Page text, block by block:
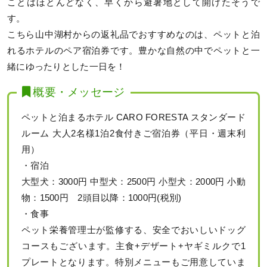
ことはほとんどなく、早くから避暑地として開けたそうで
す。
こちら山中湖村からの返礼品でおすすめなのは、ペットと泊
れるホテルのペア宿泊券です。豊かな自然の中でペットと一
緒にゆったりとした一日を！
概要・メッセージ
ペットと泊まるホテル CARO FORESTA スタンダード
ルーム 大人2名様1泊2食付きご宿泊券（平日・週末利
用）
・宿泊
大型犬：3000円 中型犬：2500円 小型犬：2000円 小動
物：1500円 2頭目以降：1000円(税別)
・食事
ペット栄養管理士が監修する、安全でおいしいドッグ
コースもございます。主食+デザート+ヤギミルクで1
プレートとなります。特別メニューもご用意していま